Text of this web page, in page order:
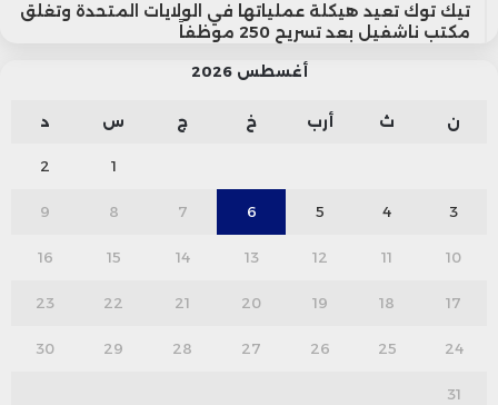
تيك توك تعيد هيكلة عملياتها في الولايات المتحدة وتغلق
مكتب ناشفيل بعد تسريح 250 موظفاً
أغسطس 2026
ن ث أرب خ ج س د
1
2
3
4
5
6
7
8
9
10
11
12
13
14
15
16
17
18
19
20
21
22
23
24
25
26
27
28
29
30
31